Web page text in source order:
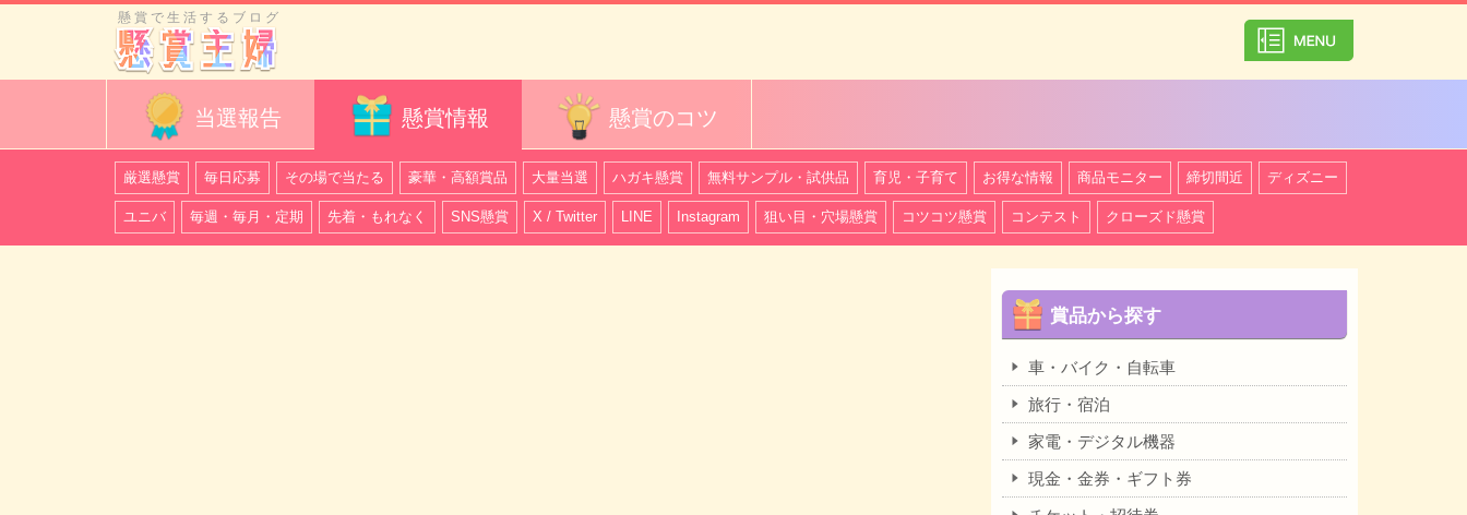
懸賞で生活するブログ
当選報告 懸賞情報 懸賞のコツ
厳選懸賞 毎日応募 その場で当たる 豪華・高額賞品 大量当選 ハガキ懸賞 無料サンプル・試供品 育児・子育て お得な情報 商品モニター 締切間近 ディズニー
ユニバ 毎週・毎月・定期 先着・もれなく SNS懸賞 X / Twitter LINE Instagram 狙い目・穴場懸賞 コツコツ懸賞 コンテスト クローズド懸賞
賞品から探す
車・バイク・自転車
旅行・宿泊
家電・デジタル機器
現金・金券・ギフト券